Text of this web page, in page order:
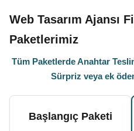
Web Tasarım Ajansı
Paketlerimiz
Tüm Paketlerde Anahtar
Sürpriz veya ek
Başlangıç Paketi